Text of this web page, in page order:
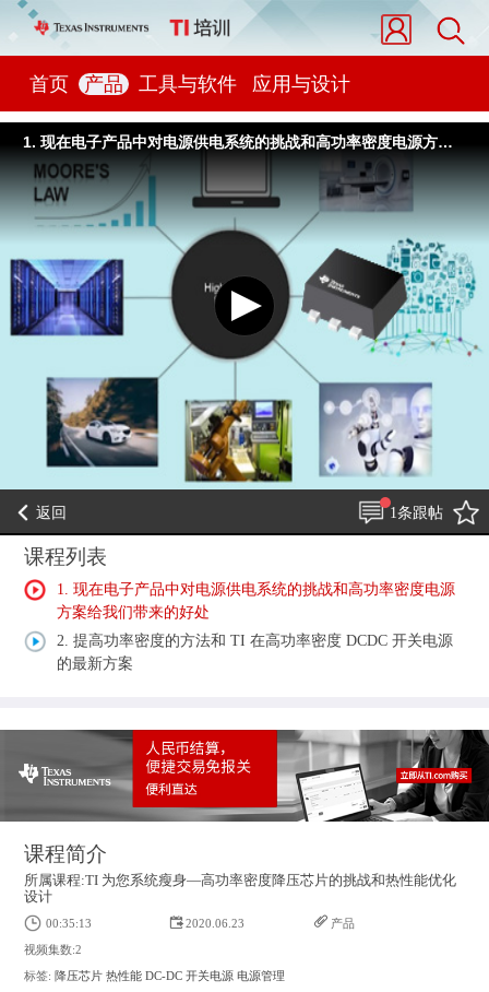
首页 产品 工具与软件 应用与设计
1. 现在电子产品中对电源供电系统的挑战和高功率密度电源方案给我们带来的好处
返回 1条跟帖
课程列表
1. 现在电子产品中对电源供电系统的挑战和高功率密度电源
方案给我们带来的好处
2. 提高功率密度的方法和 TI 在高功率密度 DCDC 开关电源
的最新方案
课程简介
所属课程:TI 为您系统瘦身—高功率密度降压芯片的挑战和热性能优化
设计
00:35:13 2020.06.23
产品
视频集数:2
标签:降压芯片 热性能 DC-DC 开关电源 电源管理